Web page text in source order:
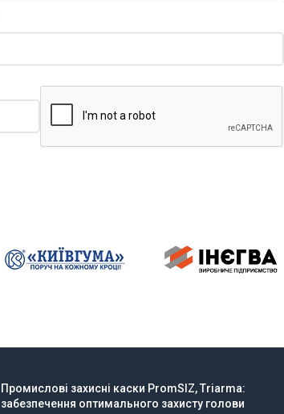
Промислові захисні каски PromSIZ, Triarma:
забезпечення оптимального захисту голови